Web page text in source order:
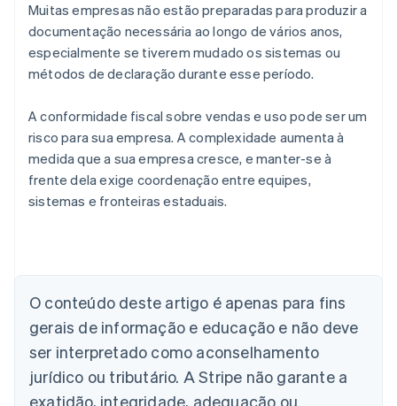
Muitas empresas não estão preparadas para produzir a
documentação necessária ao longo de vários anos,
especialmente se tiverem mudado os sistemas ou
métodos de declaração durante esse período.
A conformidade fiscal sobre vendas e uso pode ser um
risco para sua empresa. A complexidade aumenta à
medida que a sua empresa cresce, e manter-se à
frente dela exige coordenação entre equipes,
sistemas e fronteiras estaduais.
O conteúdo deste artigo é apenas para fins
gerais de informação e educação e não deve
ser interpretado como aconselhamento
jurídico ou tributário. A Stripe não garante a
exatidão, integridade, adequação ou
Deutsch English
Austrália
Áustria
DeutschEnglish
Bélgica